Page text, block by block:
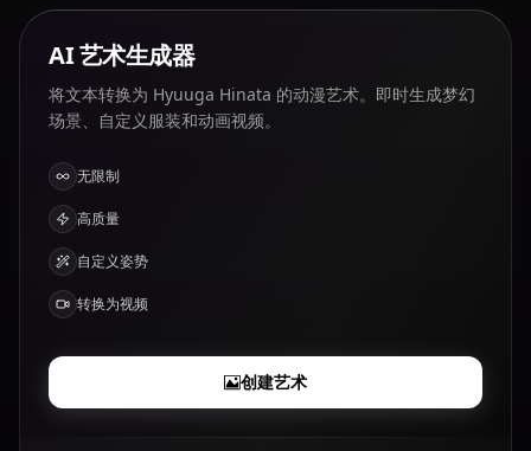
AI 艺术生成器
将文本转换为 Hyuuga Hinata 的动漫艺术。即时生成梦幻
场景、自定义服装和动画视频。
无限制
高质量
自定义姿势
转换为视频
创建艺术